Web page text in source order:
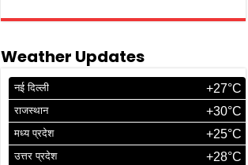
Weather Updates
नई दिल्ली +27°C
राजस्थान +30°C
मध्य प्रदेश +25°C
उत्तर प्रदेश +28°C